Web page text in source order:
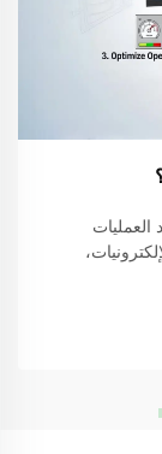
العمليات